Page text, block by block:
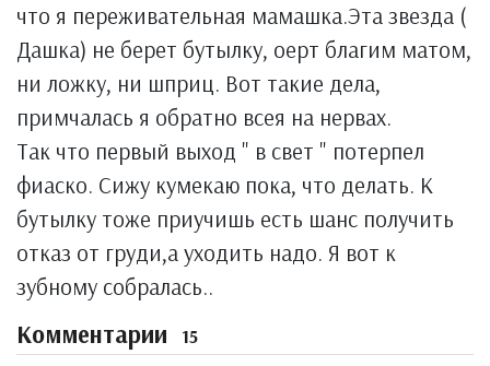
что я переживательная мамашка.Эта звезда (
Дашка) не берет бутылку, оерт благим матом,
ни ложку, ни шприц. Вот такие дела,
примчалась я обратно всея на нервах.
Так что первый выход " в свет " потерпел
фиаско. Сижу кумекаю пока, что делать. К
бутылку тоже приучишь есть шанс получить
отказ от груди,а уходить надо. Я вот к
зубному собралась..
Комментарии 15